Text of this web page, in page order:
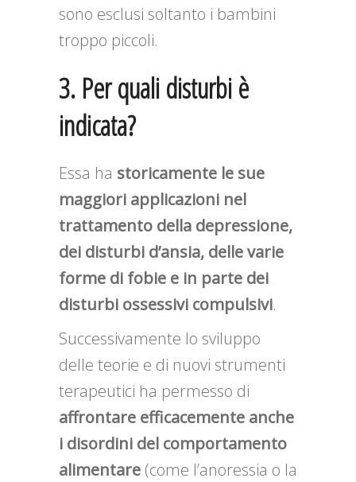
sono esclusi soltanto i bambini
troppo piccoli.
3. Per quali disturbi è
indicata?
Essa ha storicamente le sue
maggiori applicazioni nel
trattamento della depressione,
dei disturbi d’ansia, delle varie
forme di fobie e in parte dei
disturbi ossessivi compulsivi.
Successivamente lo sviluppo
delle teorie e di nuovi strumenti
terapeutici ha permesso di
affrontare efficacemente anche
i disordini del comportamento
alimentare (come l’anoressia o la